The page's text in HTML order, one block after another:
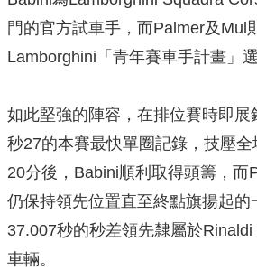
門的官方試車手，而Palmer及Mul
Lamborghini「青年賽車手計畫」
如此堅強的陣容，在排位賽時即展
秒27的本賽最快單圈記錄，技壓
20分後，Babini順利取得頭籌，而
仍保持領先位置直至終點旗揚起的
37.007秒的秒差領先隸屬於
車輛。